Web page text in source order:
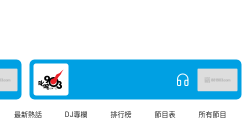
最新熱話 DJ專欄 排行榜 節目表 所有節目